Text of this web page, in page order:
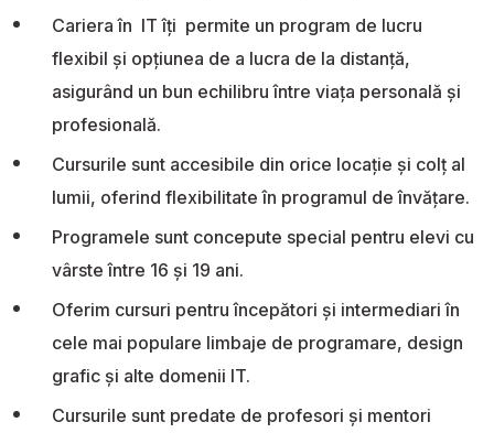
Cariera în IT îți permite un program de lucru
flexibil și opțiunea de a lucra de la distanță,
asigurând un bun echilibru între viața personală și
profesională.
Cursurile sunt accesibile din orice locație și colț al
lumii, oferind flexibilitate în programul de învățare.
Programele sunt concepute special pentru elevi cu
vârste între 16 și 19 ani.
Oferim cursuri pentru începători și intermediari în
cele mai populare limbaje de programare, design
grafic și alte domenii IT.
Cursurile sunt predate de profesori și mentori